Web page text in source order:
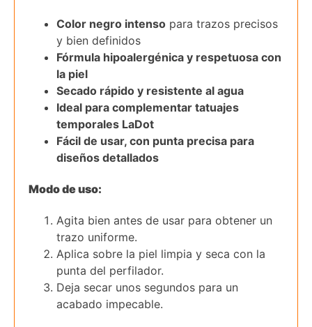
Color negro intenso para trazos precisos
y bien definidos
Fórmula hipoalergénica y respetuosa con
la piel
Secado rápido y resistente al agua
Ideal para complementar tatuajes
temporales LaDot
Fácil de usar, con punta precisa para
diseños detallados
Modo de uso:
Agita bien antes de usar para obtener un
trazo uniforme.
Aplica sobre la piel limpia y seca con la
punta del perfilador.
Deja secar unos segundos para un
acabado impecable.